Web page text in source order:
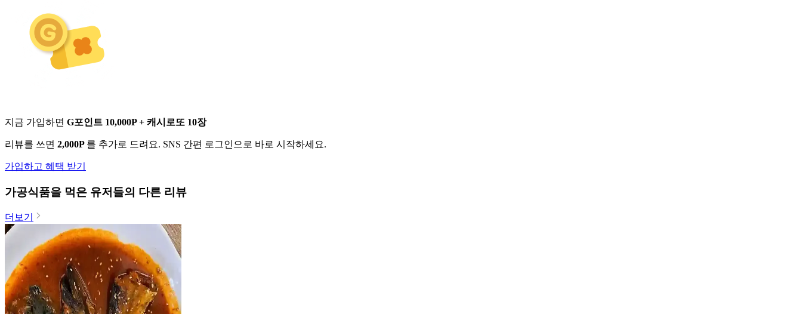
지금 가입하면 G포인트 10,000P + 캐시로또 10장
리뷰를 쓰면 2,000P 를 추가로 드려요. SNS 간편 로그인으로 바로 시작하세요.
가입하고 혜택 받기
가공식품을 먹은 유저들의 다른 리뷰
더보기